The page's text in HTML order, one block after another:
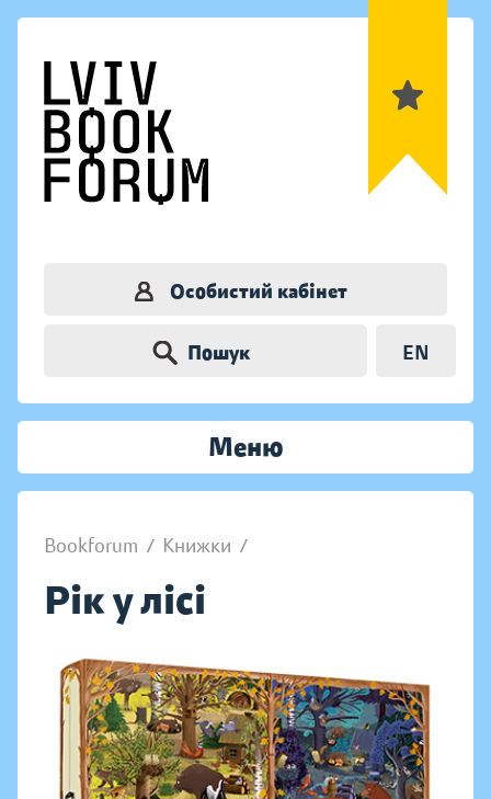
Особистий кабінет
Пошук EN
Меню
Bookforum / Книжки /
Рік у лісі